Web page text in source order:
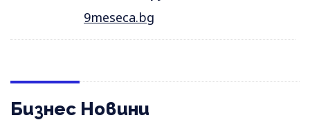
9meseca.bg
Бизнес Новини